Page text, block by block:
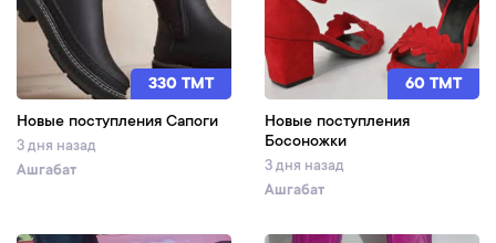
330 TMT
Новые поступления Сапоги
3 дня назад
Ашгабат
60 TMT
Новые поступления
Босоножки
3 дня назад
Ашгабат